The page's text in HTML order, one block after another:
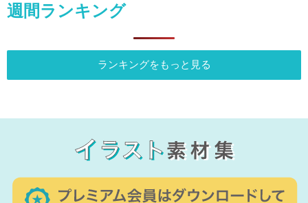
週間ランキング
ランキングをもっと見る